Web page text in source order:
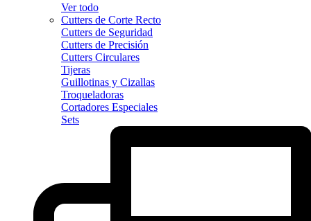
Ver todo
Cutters de Corte Recto
Cutters de Seguridad
Cutters de Precisión
Cutters Circulares
Tijeras
Guillotinas y Cizallas
Troqueladoras
Cortadores Especiales
Sets